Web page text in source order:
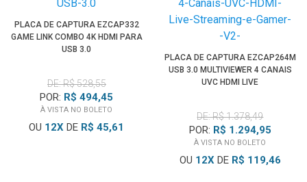
PLACA DE CAPTURA EZCAP332
GAME LINK COMBO 4K HDMI PARA
USB 3.0
DE: R$ 528,55
POR: R$ 494,45
À VISTA NO BOLETO
OU 12X DE R$ 45,61
PLACA DE CAPTURA EZCAP264M
USB 3.0 MULTIVIEWER 4 CANAIS
UVC HDMI LIVE
DE: R$ 1.378,49
POR: R$ 1.294,95
À VISTA NO BOLETO
OU 12XDE R$ 119,46